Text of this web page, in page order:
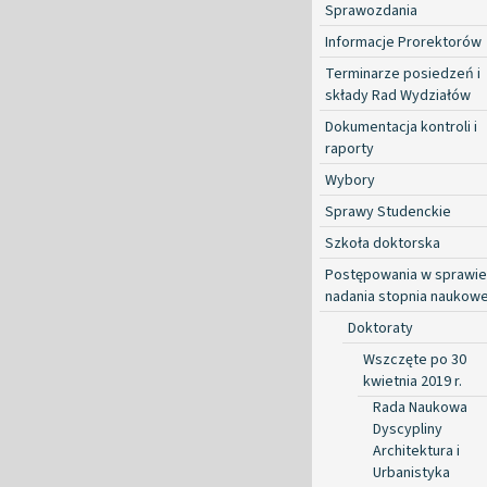
Sprawozdania
Informacje Prorektorów
Terminarze posiedzeń i
składy Rad Wydziałów
Dokumentacja kontroli i
raporty
Wybory
Sprawy Studenckie
Szkoła doktorska
Postępowania w sprawie
nadania stopnia
Doktoraty
Wszczęte po 30
kwietnia 2019 r.
Rada Naukowa
Dyscypliny
Architektura i
Urbanistyka